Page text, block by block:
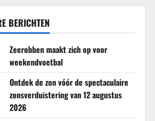
BERICHTEN
Zeerobben maakt zich op voor
weekendvoetbal
Ontdek de zon vóór de spectaculaire
zonsverduistering van 12 augustus
2026